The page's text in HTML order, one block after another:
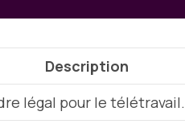
Description
légal pour le télétravail.